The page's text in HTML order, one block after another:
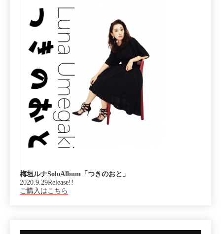
梅垣ルナSoloAlbum「つきのおと」
2020.9.29Release!!
ご購入はこちら